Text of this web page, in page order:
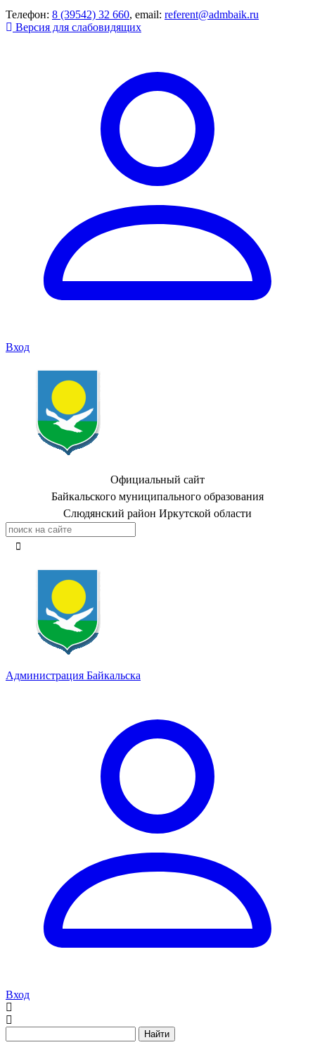
Телефон: 8 (39542) 32 660, email: referent@admbaik.ru
Версия для слабовидящих
Вход
Официальный сайт
Байкальского муниципального образования
Слюдянский район Иркутской области
Администрация Байкальска
Вход
Найти